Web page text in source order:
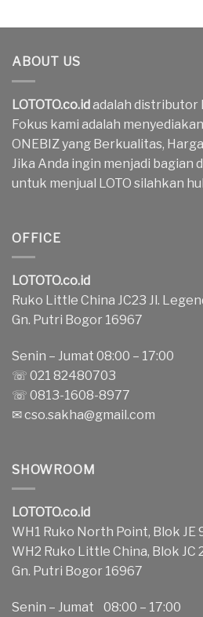
ABOUT US
LOTOTO.co.idadalah distributor
Fokus kami adalah
ONEBIZ yang Berkualitas,
Jika Anda ingin menjadi bagian
untuk menjual LOTO silahkan
OFFICE
LOTOTO.co.id
Ruko Little China JC23 Jl.
Gn. Putri Bogor 16967
Senin – Jumat 08:00 – 17:00
☏ 021 82480703
☏ 0813-1608-8977
✉cso.sakha@gmail.com
SHOWROOM
LOTOTO.co.id
WH1 Ruko North Point, Blok JE
WH2 Ruko Little China, Blok JC
Gn. Putri Bogor 16967
Senin – Jumat 08:00 – 17:00